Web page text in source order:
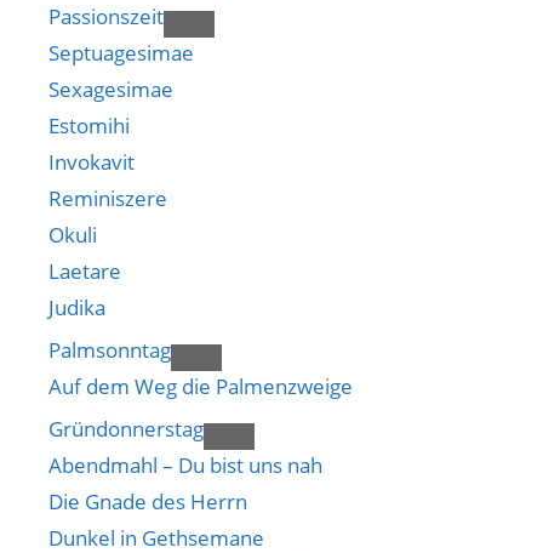
Passionszeit
Septuagesimae
Sexagesimae
Estomihi
Invokavit
Reminiszere
Okuli
Laetare
Judika
Palmsonntag
Auf dem Weg die Palmenzweige
Gründonnerstag
Abendmahl – Du bist uns nah
Die Gnade des Herrn
Dunkel in Gethsemane